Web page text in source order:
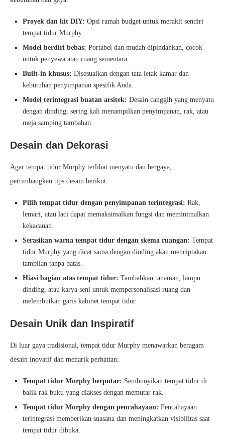
Proyek dan kit DIY: Opsi ramah budget untuk merakit sendiri
tempat tidur Murphy.
Model berdiri bebas: Portabel dan mudah dipindahkan, cocok
untuk penyewa atau ruang sementara.
Built-in khusus: Disesuaikan dengan tata letak kamar dan
kebutuhan penyimpanan spesifik Anda.
Model terintegrasi buatan arsitek: Desain canggih yang menyatu
dengan dinding, sering kali menampilkan penyimpanan, rak, atau
meja samping tambahan.
Desain dan Dekorasi
Agar tempat tidur Murphy terlihat menyatu dan bergaya,
pertimbangkan tips desain berikut:
Pilih tempat tidur dengan penyimpanan terintegrasi: Rak,
lemari, atau laci dapat memaksimalkan fungsi dan meminimalkan
kekacauan.
Serasikan warna tempat tidur dengan skema ruangan: Tempat
tidur Murphy yang dicat sama dengan dinding akan menciptakan
tampilan tanpa batas.
Hiasi bagian atas tempat tidur: Tambahkan tanaman, lampu
dinding, atau karya seni untuk mempersonalisasi ruang dan
melembutkan garis kabinet tempat tidur.
Desain Unik dan Inspiratif
Di luar gaya tradisional, tempat tidur Murphy menawarkan beragam
desain inovatif dan menarik perhatian:
Tempat tidur Murphy berputar: Sembunyikan tempat tidur di
balik rak buku yang diakses dengan memutar rak.
Tempat tidur Murphy dengan pencahayaan: Pencahayaan
terintegrasi memberikan suasana dan meningkatkan visibilitas saat
tempat tidur dibuka.